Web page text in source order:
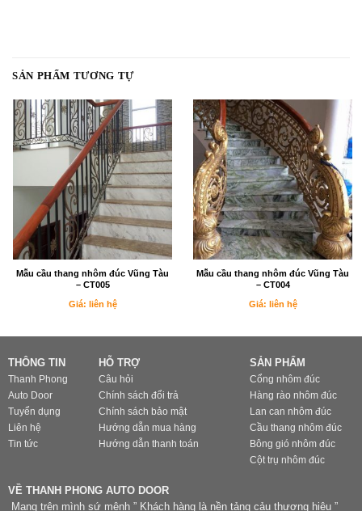
SẢN PHẨM TƯƠNG TỰ
Mẫu cầu thang nhôm đúc Vũng Tàu
– CT005
Giá: liên hệ
Mẫu cầu thang nhôm đúc Vũng Tàu
– CT004
Giá: liên hệ
THÔNG TIN
Thanh Phong
Auto Door
Tuyển dụng
Liên hệ
Tin tức
HỖ TRỢ
Câu hỏi
Chính sách đổi trả
Chính sách bảo mật
Hướng dẫn mua hàng
Hướng dẫn thanh toán
SẢN PHẨM
Cổng nhôm đúc
Hàng rào nhôm đúc
Lan can nhôm đúc
Cầu thang nhôm đúc
Bông gió nhôm đúc
Cột trụ nhôm đúc
VỀ THANH PHONG AUTO DOOR
Mang trên mình sứ mệnh ” Khách hàng là nền tảng cảu thương hiệu ”